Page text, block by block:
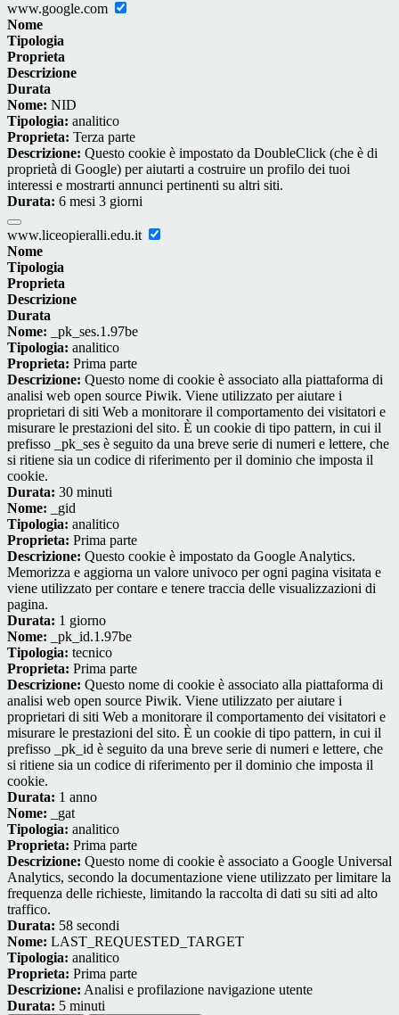
www.google.com
Nome
Tipologia
Proprieta
Descrizione
Durata
Nome: NID
Tipologia: analitico
Proprieta: Terza parte
Descrizione: Questo cookie è impostato da DoubleClick (che è di
proprietà di Google) per aiutarti a costruire un profilo dei tuoi
interessi e mostrarti annunci pertinenti su altri siti.
Durata: 6 mesi 3 giorni
www.liceopieralli.edu.it
Nome
Tipologia
Proprieta
Descrizione
Durata
Nome: _pk_ses.1.97be
Tipologia: analitico
Proprieta: Prima parte
Descrizione: Questo nome di cookie è associato alla piattaforma di
analisi web open source Piwik. Viene utilizzato per aiutare i
proprietari di siti Web a monitorare il comportamento dei visitatori e
misurare le prestazioni del sito. È un cookie di tipo pattern, in cui il
prefisso _pk_ses è seguito da una breve serie di numeri e lettere, che
si ritiene sia un codice di riferimento per il dominio che imposta il
cookie.
Durata: 30 minuti
Nome: _gid
Tipologia: analitico
Proprieta: Prima parte
Descrizione: Questo cookie è impostato da Google Analytics.
Memorizza e aggiorna un valore univoco per ogni pagina visitata e
viene utilizzato per contare e tenere traccia delle visualizzazioni di
pagina.
Durata: 1 giorno
Nome: _pk_id.1.97be
Tipologia: tecnico
Proprieta: Prima parte
Descrizione: Questo nome di cookie è associato alla piattaforma di
analisi web open source Piwik. Viene utilizzato per aiutare i
proprietari di siti Web a monitorare il comportamento dei visitatori e
misurare le prestazioni del sito. È un cookie di tipo pattern, in cui il
prefisso _pk_id è seguito da una breve serie di numeri e lettere, che
si ritiene sia un codice di riferimento per il dominio che imposta il
cookie.
Durata: 1 anno
Nome: _gat
Tipologia: analitico
Proprieta: Prima parte
Descrizione: Questo nome di cookie è associato a Google Universal
Analytics, secondo la documentazione viene utilizzato per limitare la
frequenza delle richieste, limitando la raccolta di dati su siti ad alto
traffico.
Durata: 58 secondi
Nome: LAST_REQUESTED_TARGET
Tipologia: analitico
Proprieta: Prima parte
Descrizione: Analisi e profilazione navigazione utente
Durata: 5 minuti